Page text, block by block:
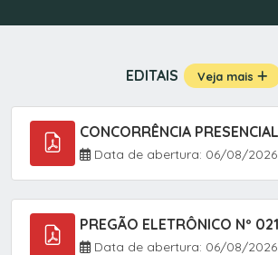
EDITAIS Veja mais
Data de abertura: 06/08/2026
Data de abertura: 06/08/2026